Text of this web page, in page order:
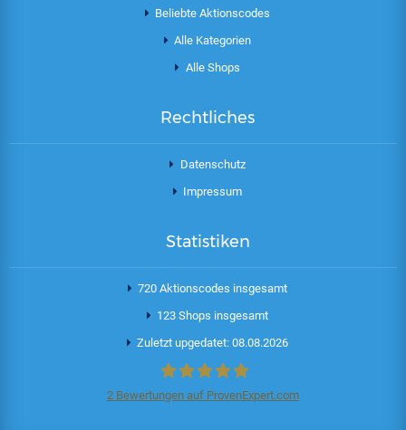
Beliebte Aktionscodes
Alle Kategorien
Alle Shops
Rechtliches
Datenschutz
Impressum
Statistiken
720 Aktionscodes insgesamt
123 Shops insgesamt
Zuletzt upgedatet: 08.08.2026
2 Bewertungen auf ProvenExpert.com